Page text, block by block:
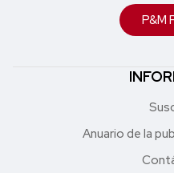
P&M
Anuario de la